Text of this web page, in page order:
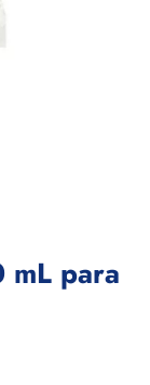
mL para